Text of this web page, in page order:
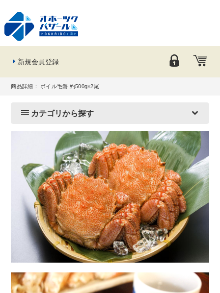
新規会員登録
商品詳細： ボイル毛蟹 約500g×2尾
カテゴリから探す